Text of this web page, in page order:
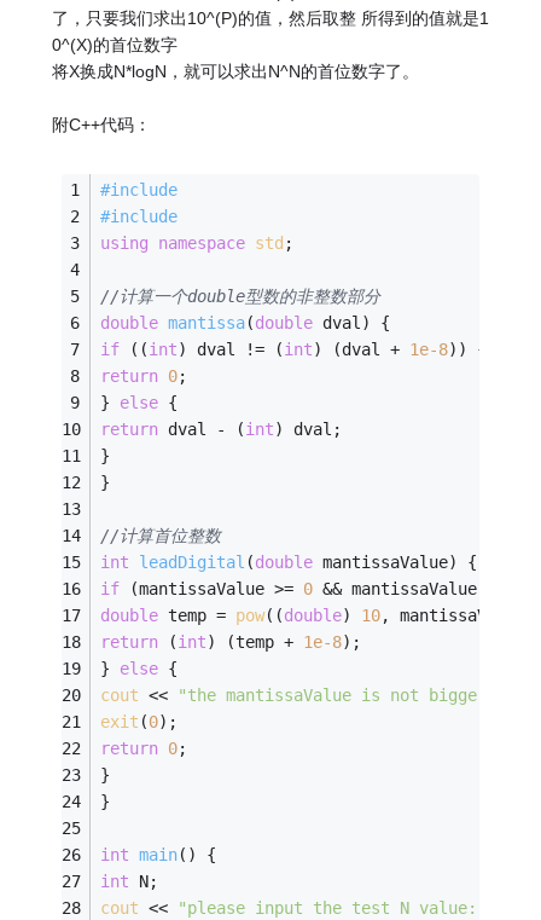
了，只要我们求出10^(P)的值，然后取整 所得到的值就是1
0^(X)的首位数字
将X换成N*logN，就可以求出N^N的首位数字了。
附C++代码：
#include
#include
using
namespace std ;
//计算一个double型数的非整数部分
double mantissa(double dval)
{
if ((int) dval != (int) (dval + 1e-8)) {
return 0;
} else {
return dval - (int) dval;
}
}
//计算首位整数
int
leadDigital (double mantissaValue)
{
if (mantissaValue >= 0 && mantissaValue +
double temp = pow((double) 10,
return (int) (temp + 1e-8);
} else {
cout <<
"the mantissaValue is not bigger
exit (0);
return 0;
}
}
int main()
{
int N;
cout << "please input the test N value:"